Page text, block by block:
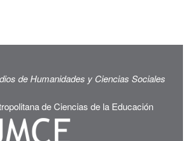
de Humanidades y Ciencias Sociales
de Ciencias de la Educación